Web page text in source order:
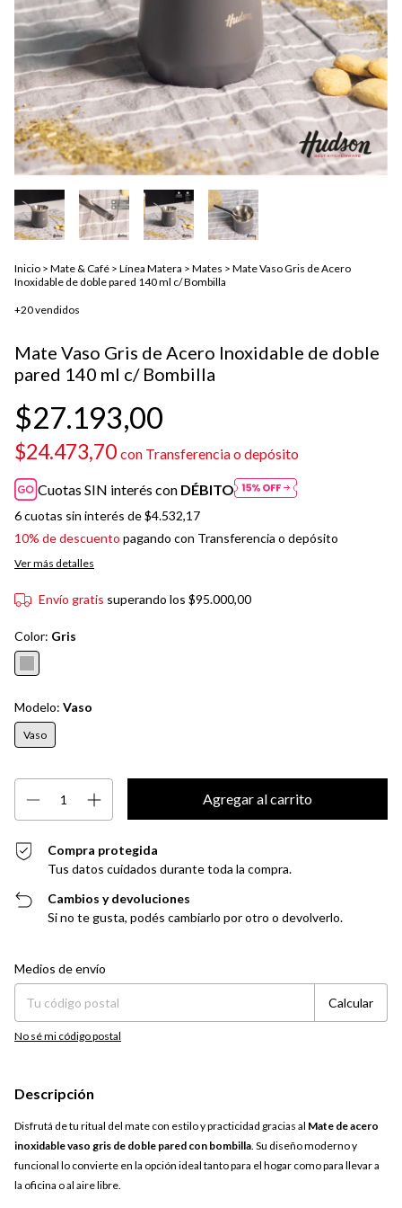
Inicio > Mate & Café > Línea Matera > Mates > Mate Vaso Gris de Acero
Inoxidable de doble pared 140 ml c/ Bombilla
+20 vendidos
Mate Vaso Gris de Acero Inoxidable de doble
pared 140 ml c/ Bombilla
$27.193,00
$24.473,70 con Transferencia o depósito
Cuotas SIN interés con DÉBITO
6cuotas sin interés de$4.532,17
10% de descuento pagando con Transferencia o depósito
Ver más detalles
Envío gratis superando los $95.000,00
Color: Gris
Modelo: Vaso
Vaso
Compra protegida
Tus datos cuidados durante toda la compra.
Cambios y devoluciones
Si no te gusta, podés cambiarlo por otro o devolverlo.
Entregas para el CP:
Medios de envío
Calcular
No sé mi código postal
Descripción
Disfrutá de tu ritual del mate con estilo y practicidad gracias al Mate de acero
inoxidable vaso gris de doble pared con bombilla. Su diseño moderno y
funcional lo convierte en la opción ideal tanto para el hogar como para llevar a
la oficina o al aire libre.